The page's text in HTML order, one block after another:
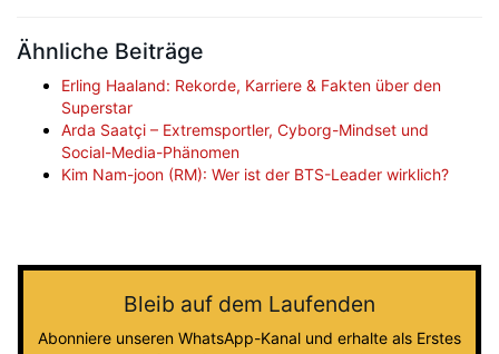
Ähnliche Beiträge
Erling Haaland: Rekorde, Karriere & Fakten über den
Superstar
Arda Saatçi – Extremsportler, Cyborg-Mindset und
Social-Media-Phänomen
Kim Nam-joon (RM): Wer ist der BTS-Leader wirklich?
Bleib auf dem Laufenden
Abonniere unseren WhatsApp-Kanal und erhalte als Erstes